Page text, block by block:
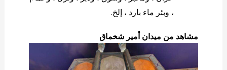
، وبئر ماء بارد ، إلخ.
مشاهد من ميدان أمير شخماق
الف)الصور لدير و تکیه “امير شخماق”